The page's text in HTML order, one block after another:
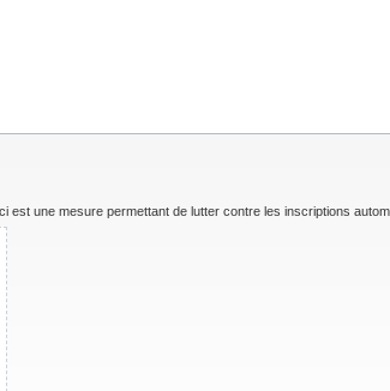
une mesure permettant de lutter contre les inscriptions